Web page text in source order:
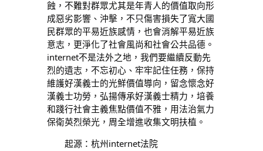
蝕，不難對群眾尤其是年青人的價值取向形
成惡劣影響、沖擊，不只傷害損失了寬大國
民群眾的平易近族感情，也會消解平易近族
意志，更淨化了社會風尚和社會公共品德。
internet不是法外之地，我們要繼續反動先
烈的遺志，不忘初心、牢牢記住任務，保持
維護好漢義士的光鮮價值導向，留念懷念好
漢義士功勞，弘揚傳承好漢義士精力，培養
和踐行社會主義焦點價值不雅，用法治氣力
保衛英烈榮光，周全增進收集文明扶植。
起源：杭州internet法院